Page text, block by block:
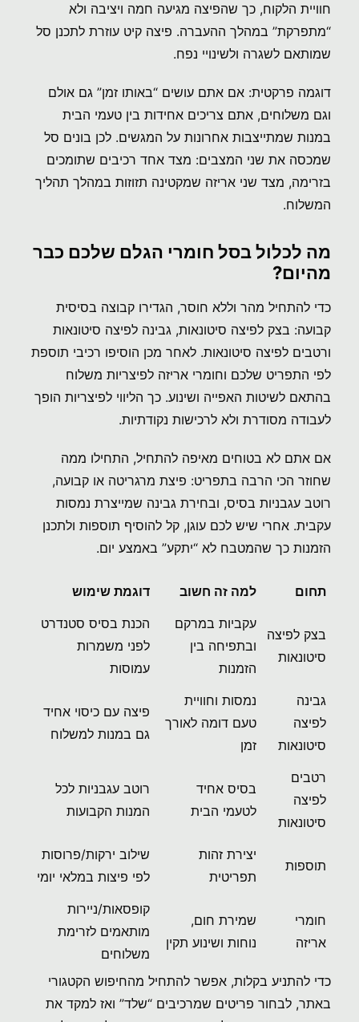
חוויית הלקוח, כך שהפיצה מגיעה חמה ויציבה ולא
“מתפרקת” במהלך ההעברה. פיצה קיט עוזרת לתכנן סל
שמותאם לשגרה ולשינויי נפח.
דוגמה פרקטית: אם אתם עושים “באותו זמן” גם אולם
וגם משלוחים, אתם צריכים אחידות בין טעמי הבית
במנות שמתייצבות אחרונות על המגשים. לכן בונים סל
שמכסה את שני המצבים: מצד אחד רכיבים שתומכים
בזרימה, מצד שני אריזה שמקטינה תזוזות במהלך תהליך
המשלוח.
מה לכלול בסל חומרי הגלם שלכם כבר
מהיום?
כדי להתחיל מהר וללא חוסר, הגדירו קבוצה בסיסית
קבועה: בצק לפיצה סיטונאות, גבינה לפיצה סיטונאות
ורטבים לפיצה סיטונאות. לאחר מכן הוסיפו רכיבי תוספת
לפי התפריט שלכם וחומרי אריזה לפיצריות משלוח
בהתאם לשיטות האפייה ושינוע. כך הליווי לפיצריות הופך
לעבודה מסודרת ולא לרכישות נקודתיות.
אם אתם לא בטוחים מאיפה להתחיל, התחילו ממה
שחוזר הכי הרבה בתפריט: פיצת מרגריטה או קבועה,
רוטב עגבניות בסיס, ובחירת גבינה שמייצרת נמסות
עקבית. אחרי שיש לכם עוגן, קל להוסיף תוספות ולתכנן
הזמנות כך שהמטבח לא “יתקע” באמצע יום.
תחום למה זה חשוב דוגמת שימוש
בצק לפיצה
סיטונאות
עקביות במרקם
ובתפיחה בין
הזמנות
הכנת בסיס סטנדרט
לפני משמרות
עמוסות
גבינה
לפיצה
סיטונאות
נמסות וחוויית
טעם דומה לאורך
זמן
פיצה עם כיסוי אחיד
גם במנות למשלוח
רטבים
לפיצה
סיטונאות
בסיס אחיד
לטעמי הבית
רוטב עגבניות לכל
המנות הקבועות
תוספות
יצירת זהות
תפריטית
שילוב ירקות/פרוסות
לפי פיצות במלאי יומי
חומרי
אריזה
שמירת חום,
נוחות ושינוע תקין
קופסאות/ניירות
מותאמים לזרימת
משלוחים
כדי להתניע בקלות, אפשר להתחיל מהחיפוש הקטגורי
באתר, לבחור פריטים שמרכיבים “שלד” ואז למקד את